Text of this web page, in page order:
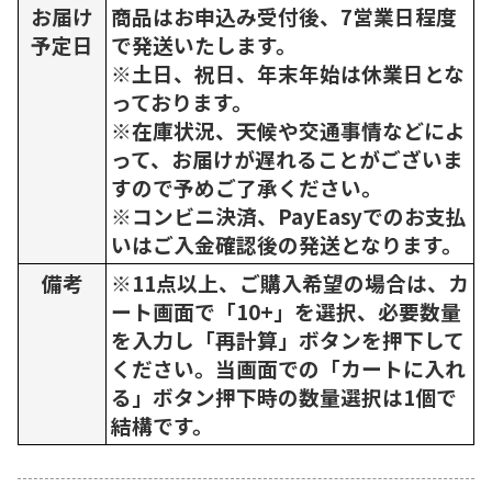
お届け
予定日
商品はお申込み受付後、7営業日程度
で発送いたします。
※土日、祝日、年末年始は休業日とな
っております。
※在庫状況、天候や交通事情などによ
って、お届けが遅れることがございま
すので予めご了承ください。
※コンビニ決済、PayEasyでのお支払
いはご入金確認後の発送となります。
備考
※11点以上、ご購入希望の場合は、カ
ート画面で「10+」を選択、必要数量
を入力し「再計算」ボタンを押下して
ください。当画面での「カートに入れ
る」ボタン押下時の数量選択は1個で
結構です。